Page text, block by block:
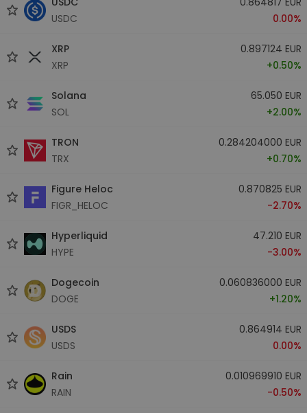
USDC
0.00%
XRP
XRP
0.897124 EUR
+0.50%
Solana
SOL
65.050 EUR
+2.00%
TRON
TRX
0.284204000 EUR
+0.70%
Figure Heloc
FIGR_HELOC
0.870825 EUR
-2.70%
Hyperliquid
HYPE
47.210 EUR
-3.00%
Dogecoin
DOGE
0.060836000 EUR
+1.20%
USDS
USDS
0.864914 EUR
0.00%
Rain
RAIN
0.010969910 EUR
-0.50%